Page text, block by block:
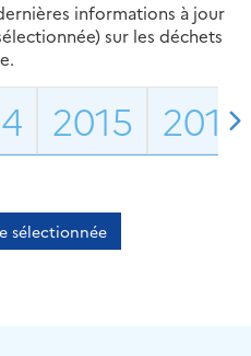
informations à jour
sur les déchets
2015 2016
sélectionnée